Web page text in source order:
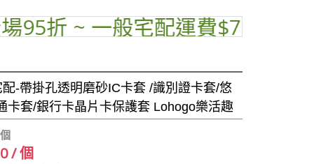
~ 一般宅配運費$70 ~ 品名
-帶掛孔透明磨砂IC卡套 /識別證卡套/悠
卡套/銀行卡晶片卡保護套 Lohogo樂活趣
/ 個